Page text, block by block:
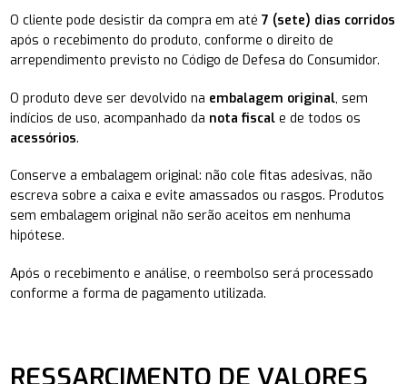
O cliente pode desistir da compra em até 7 (sete) dias corridos
após o recebimento do produto, conforme o direito de
arrependimento previsto no Código de Defesa do Consumidor.
O produto deve ser devolvido na embalagem original, sem
indícios de uso, acompanhado da nota fiscale de todos os
acessórios.
Conserve a embalagem original: não cole fitas adesivas, não
escreva sobre a caixa e evite amassados ou rasgos. Produtos
sem embalagem original não serão aceitos em nenhuma
hipótese.
Após o recebimento e análise, o reembolso será processado
conforme a forma de pagamento utilizada.